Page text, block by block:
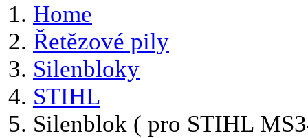
Home
Řetězové pily
Silenbloky
STIHL
Silenblok ( pro STIHL